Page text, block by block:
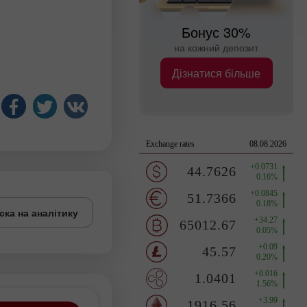
на аналітику
Бонус 30%
на кожний депозит
Дізнатися більше